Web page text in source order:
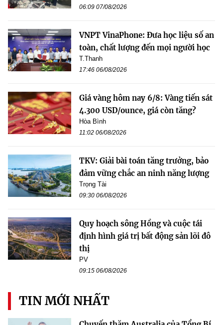
06:09 07/08/2026
VNPT VinaPhone: Đưa học liệu số an
toàn, chất lượng đến mọi người học
T.Thanh
17:46 06/08/2026
Giá vàng hôm nay 6/8: Vàng tiến sát
4.300 USD/ounce, giá còn tăng?
Hòa Bình
11:02 06/08/2026
TKV: Giải bài toán tăng trưởng, bảo
đảm vững chắc an ninh năng lượng
Trọng Tài
09:30 06/08/2026
Quy hoạch sông Hồng và cuộc tái
định hình giá trị bất động sản lõi đô
thị
PV
09:15 06/08/2026
TIN MỚI NHẤT